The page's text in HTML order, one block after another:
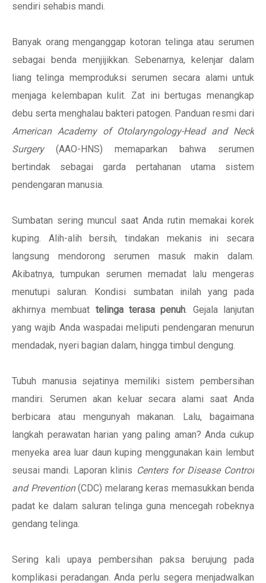
sendiri sehabis mandi.
Banyak orang menganggap kotoran telinga atau serumen
sebagai benda menjijikkan. Sebenarnya, kelenjar dalam
liang telinga memproduksi serumen secara alami untuk
menjaga kelembapan kulit. Zat ini bertugas menangkap
debu serta menghalau bakteri patogen. Panduan resmi dari
American Academy of Otolaryngology-Head and Neck
Surgery(AAO-HNS) memaparkan bahwa serumen
bertindak sebagai garda pertahanan utama sistem
pendengaran manusia.
Sumbatan sering muncul saat Anda rutin memakai korek
kuping. Alih-alih bersih, tindakan mekanis ini secara
langsung mendorong serumen masuk makin dalam.
Akibatnya, tumpukan serumen memadat lalu mengeras
menutupi saluran. Kondisi sumbatan inilah yang pada
akhirnya membuat telinga terasa penuh. Gejala lanjutan
yang wajib Anda waspadai meliputi pendengaran menurun
mendadak, nyeri bagian dalam, hingga timbul dengung.
Tubuh manusia sejatinya memiliki sistem pembersihan
mandiri. Serumen akan keluar secara alami saat Anda
berbicara atau mengunyah makanan. Lalu, bagaimana
langkah perawatan harian yang paling aman? Anda cukup
menyeka area luar daun kuping menggunakan kain lembut
seusai mandi. Laporan klinis Centers for Disease Control
and Prevention(CDC) melarang keras memasukkan benda
padat ke dalam saluran telinga guna mencegah robeknya
gendang telinga.
Sering kali upaya pembersihan paksa berujung pada
komplikasi peradangan. Anda perlu segera menjadwalkan